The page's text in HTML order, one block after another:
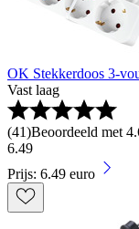
OK Stekkerdoos 3-
Vast laag
(41)Beoordeeld met
6.49
Prijs: 6.49 euro